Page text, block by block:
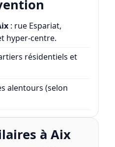
: rue Espariat,
hyper-centre.
résidentiels et
alentours (selon
à Aix